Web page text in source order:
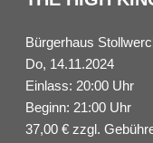
Bürgerhaus
Do, 14.11.2024
Einlass: 20:00 Uhr
Beginn: 21:00 Uhr
37,00 € zzgl.